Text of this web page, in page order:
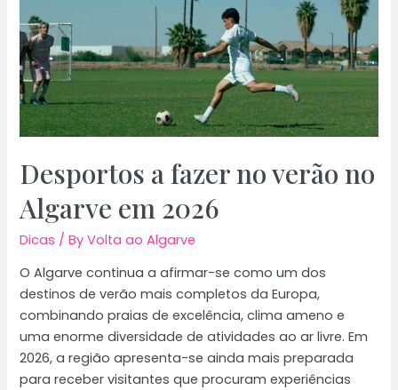
bem
conservados
no
Algarve
Desportos a fazer no verão no
Algarve em 2026
Dicas / ByVolta ao Algarve
O Algarve continua a afirmar-se como um dos
destinos de verão mais completos da Europa,
combinando praias de excelência, clima ameno e
uma enorme diversidade de atividades ao ar livre. Em
2026, a região apresenta-se ainda mais preparada
para receber visitantes que procuram experiências